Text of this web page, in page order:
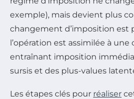
exemple), mais devient plus
changement d’imposition est
l’opération est assimilée à une
entraînant imposition
sursis et des plus-values
Les étapes clés pour réaliser